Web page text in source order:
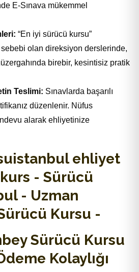
E-Sınava mükemmel
“En iyi sürücü kursu”
sebebi olan direksiyon derslerinde,
birebir, kesintisiz pratik
Teslimi: Sınavlarda başarılı
düzenlenir. Nüfus
alarak ehliyetinize
Sürücü Kursu
Kolaylığı